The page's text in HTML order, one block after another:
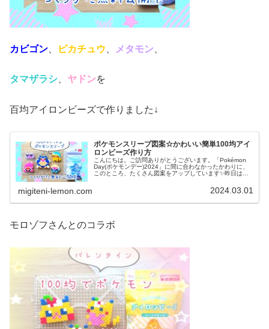
カビゴン ピカチュウ メタモン
タマザラシ、 ヤドンを
百均アイロンビーズで作りました↓
ポケモンスリープ図案☆かわいい簡単100均アイ
ロンビーズ作り方
こんにちは。ご訪問ありがとうございます。「Pokémon
Day(ポケモンデー)2024」に間に合わなかったかわりに、
このところ、たくさん図案をアップしています✨️昨日は、
migiteni-lemon.com 2024.03.01
モロゾフさんとのコラボ